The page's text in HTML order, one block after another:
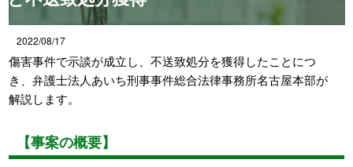
2022/08/17
傷害事件で示談が成立し、不送致処分を獲得したことにつ
き、弁護士法人あいち刑事事件総合法律事務所名古屋本部が
解説します。
【事案の概要】